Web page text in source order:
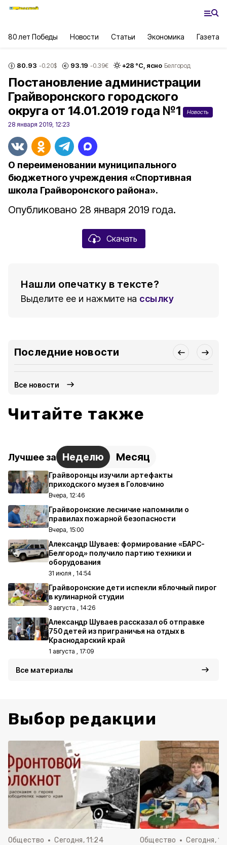
80 лет Победы Новости Статьи Экономика Газета
80.93 -0.20$ 93.19 -0.39€ +28 °С, ясно Белгород
Постановление администрации
Грайворонского городского
округа от 14.01.2019 года №1
Новость
28 января 2019, 12:23
О переименовании муниципального
бюджетного учреждения «Спортивная
школа Грайворонского района».
Опубликовано 28 января 2019 года.
Скачать
Нашли опечатку в тексте?
Выделите ее и нажмите на ссылку
Последние новости
Все новости
Читайте также
Лучшее за Неделю Месяц
Грайворонцы изучили артефакты
приходского музея в Головчино
Вчера, 12:46
Грайворонские лесничие напомнили о
правилах пожарной безопасности
Вчера, 15:00
Александр Шуваев: формирование «БАРС-
Белгород» получило партию техники и
оборудования
31 июля , 14:54
Грайворонские дети испекли яблочный пирог
в кулинарной студии
3 августа , 14:26
Александр Шуваев рассказал об отправке
750 детей из приграничья на отдых в
Краснодарский край
1 августа , 17:09
Все материалы
Выбор редакции
Общество Сегодня, 11:24 Общество Сегодня,